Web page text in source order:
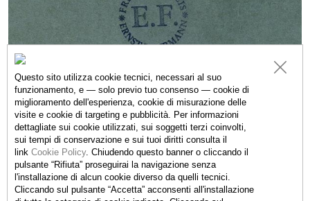
IMMAGINI ESPOSIZIONI
Questo sito utilizza cookie tecnici, necessari al suo
funzionamento, e — solo previo tuo consenso — cookie di
miglioramento dell'esperienza, cookie di misurazione delle
visite e cookie di targeting e pubblicità. Per informazioni
dettagliate sui cookie utilizzati, sui soggetti terzi coinvolti,
sui tempi di conservazione e sui tuoi diritti consulta il
link Cookie Policy. Chiudendo questo banner o cliccando il
pulsante “Rifiuta” proseguirai la navigazione senza
l'installazione di alcun cookie diverso da quelli tecnici.
Cliccando sul pulsante “Accetta” acconsenti all'installazione